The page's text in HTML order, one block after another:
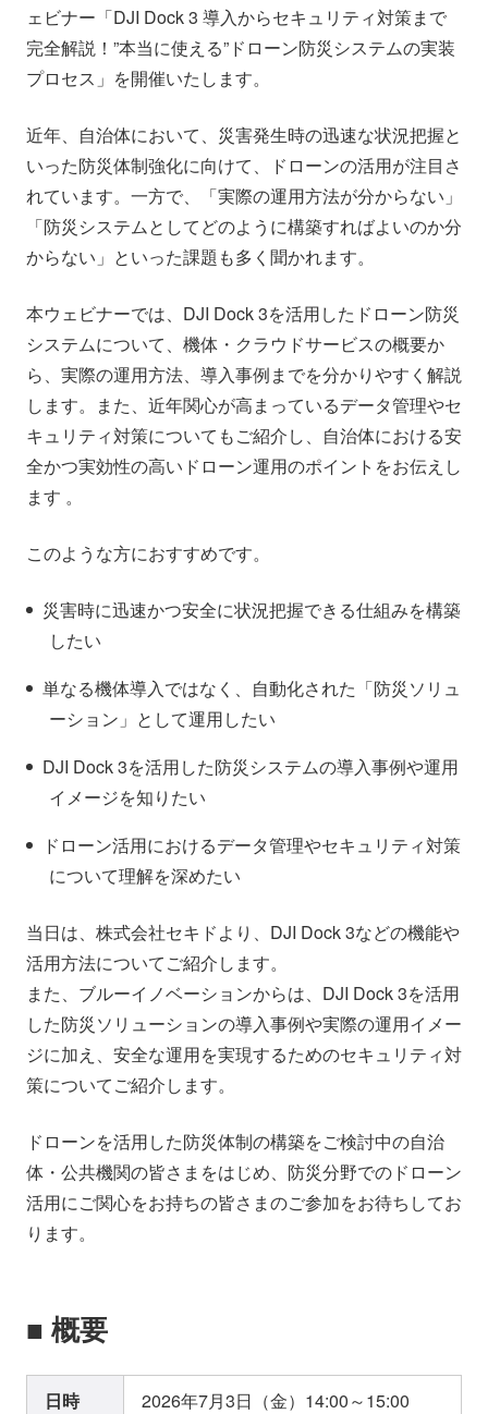
ェビナー「DJI Dock 3 導入からセキュリティ対策まで
完全解説！”本当に使える”ドローン防災システムの実装
プロセス」を開催いたします。
近年、自治体において、災害発生時の迅速な状況把握と
いった防災体制強化に向けて、ドローンの活用が注目さ
れています。一方で、「実際の運用方法が分からない」
「防災システムとしてどのように構築すればよいのか分
からない」といった課題も多く聞かれます。
本ウェビナーでは、DJI Dock 3を活用したドローン防災
システムについて、機体・クラウドサービスの概要か
ら、実際の運用方法、導入事例までを分かりやすく解説
します。また、近年関心が高まっているデータ管理やセ
キュリティ対策についてもご紹介し、自治体における安
全かつ実効性の高いドローン運用のポイントをお伝えし
ます 。
このような方におすすめです。
災害時に迅速かつ安全に状況把握できる仕組みを構築
したい
単なる機体導入ではなく、自動化された「防災ソリュ
ーション」として運用したい
DJI Dock 3を活用した防災システムの導入事例や運用
イメージを知りたい
ドローン活用におけるデータ管理やセキュリティ対策
について理解を深めたい
当日は、株式会社セキドより、DJI Dock 3などの機能や
活用方法についてご紹介します。
また、ブルーイノベーションからは、DJI Dock 3を活用
した防災ソリューションの導入事例や実際の運用イメー
ジに加え、安全な運用を実現するためのセキュリティ対
策についてご紹介します。
ドローンを活用した防災体制の構築をご検討中の自治
体・公共機関の皆さまをはじめ、防災分野でのドローン
活用にご関心をお持ちの皆さまのご参加をお待ちしてお
ります。
■ 概要
日時 2026年7月3日（金）14:00～15:00